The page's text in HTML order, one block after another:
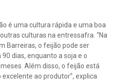
é uma cultura rápida e uma boa
culturas na entressafra. “Na
Barreiras, o feijão pode ser
dias, enquanto a soja e o
Além disso, o feijão está
ao produtor”, explica